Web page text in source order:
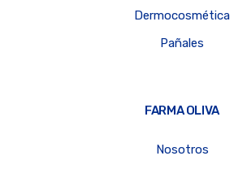
Dermocosmética
Pañales
FARMA OLIVA
Nosotros